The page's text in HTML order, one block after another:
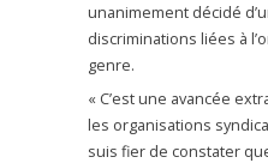
unanimement décidé
discriminations liées à
genre.
« C’est une avancée
les organisations
suis fier de constater